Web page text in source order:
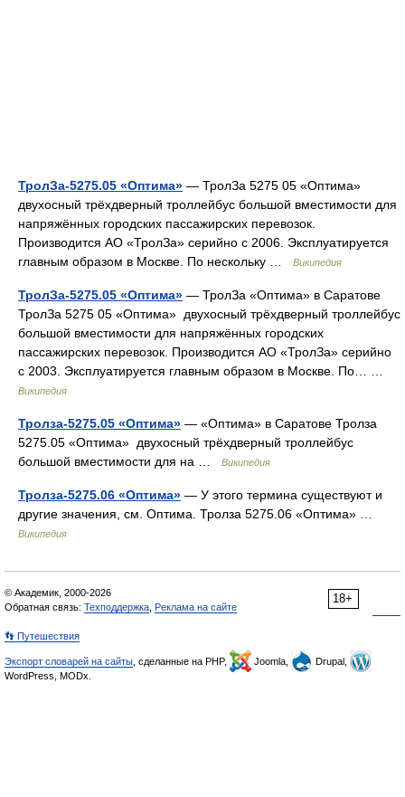
ТролЗа-5275.05 «Оптима» — ТролЗа 5275 05 «Оптима»
двухосный трёхдверный троллейбус большой вместимости для
напряжённых городских пассажирских перевозок.
Производится АО «ТролЗа» серийно с 2006. Эксплуатируется
главным образом в Москве. По нескольку …
Википедия
ТролЗа-5275.05 «Оптима» — ТролЗа «Оптима» в Саратове
ТролЗа 5275 05 «Оптима» двухосный трёхдверный троллейбус
большой вместимости для напряжённых городских
пассажирских перевозок. Производится АО «ТролЗа» серийно
с 2003. Эксплуатируется главным образом в Москве. По… …
Википедия
Тролза-5275.05 «Оптима» — «Оптима» в Саратове Тролза
5275.05 «Оптима» двухосный трёхдверный троллейбус
большой вместимости для на …
Википедия
Тролза-5275.06 «Оптима» — У этого термина существуют и
другие значения, см. Оптима. Тролза 5275.06 «Оптима» …
Википедия
18+
© Академик, 2000-2026
Обратная связь: Техподдержка Реклама на сайте
👣 Путешествия
Экспорт словарей на сайты , сделанные на PHP, Joomla,
Drupal,
WordPress, MODx.